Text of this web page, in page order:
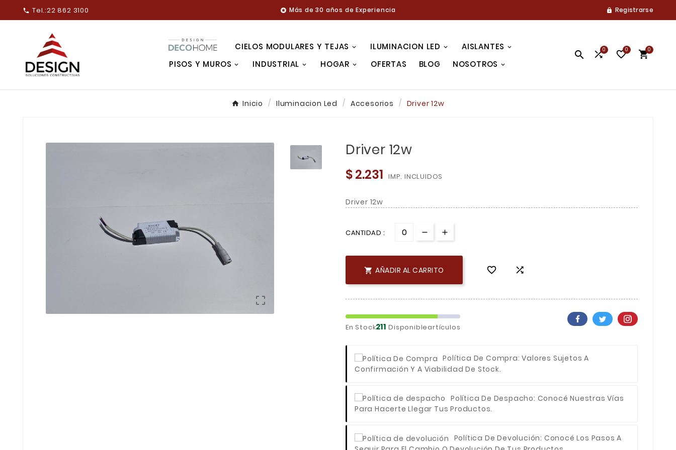
 Tel.:22 862 3100  Más de 30 años de Experiencia  Registrarse
CIELOS MODULARES Y TEJAS ILUMINACION LED
AISLANTES
PISOS Y MUROS
INDUSTRIAL HOGAR OFERTAS BLOG NOSOTROS
 0 0 0
Inicio Iluminacion Led Accesorios Driver 12w

Driver 12w
$ 2.231 IMP. INCLUIDOS
Driver 12w
CANTIDAD :
 AÑADIR AL CARRITO  
En Stock211 Disponibleartículos
Política De Compra: Valores Sujetos A
Confirmación Y A Viabilidad De Stock.
Política De Despacho: Conocé Nuestras Vías
Para Hacerte Llegar Tus Productos.
Política De Devolución: Conocé Los Pasos A